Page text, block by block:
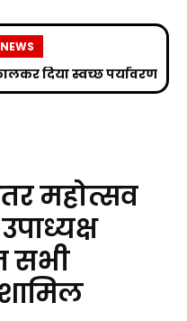
दिया स्वच्छ पर्यावरण
महोत्सव
सभी